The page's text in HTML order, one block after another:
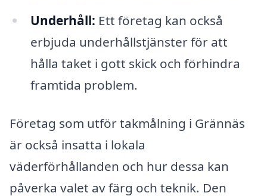
Underhåll: Ett företag kan också
erbjuda underhållstjänster för att
hålla taket i gott skick och förhindra
framtida problem.
Företag som utför takmålning i Grännäs
är också insatta i lokala
väderförhållanden och hur dessa kan
påverka valet av färg och teknik. Den